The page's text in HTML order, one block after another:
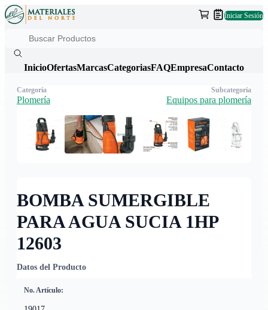
Iniciar Sesión
InicioOfertasMarcasCategoriasFAQEmpresaContacto
BOMBA SUMERGIBLE
PARA AGUA SUCIA 1HP
12603
Datos del Producto
No. Artículo:
Categoría
Plomería
Subcategoría
Equipos para plomería